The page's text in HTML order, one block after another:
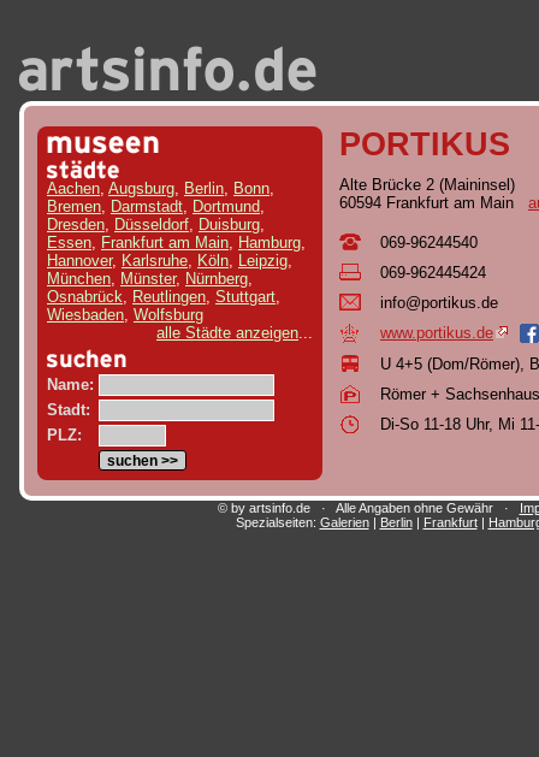
Aachen, Augsburg, Berlin, Bonn,
Bremen, Darmstadt, Dortmund,
Dresden, Düsseldorf, Duisburg,
Essen, Frankfurt am Main, Hamburg,
Hannover, Karlsruhe, Köln, Leipzig,
München, Münster, Nürnberg,
Osnabrück, Reutlingen, Stuttgart,
Wiesbaden, Wolfsburg
alle Städte anzeigen...
Name:
Stadt:
PLZ:
PORTIKUS
Alte Brücke 2 (Maininsel)
60594 Frankfurt am Main
069-96244540
069-962445424
info@portikus.de
www.portikus.de
U 4+5 (Dom/Römer),
Römer +
Di-So 11-18 Uhr, Mi
© by artsinfo.de · Alle Angaben ohne Gewähr ·
Spezialseiten: Galerien| Berlin| Frankfurt|